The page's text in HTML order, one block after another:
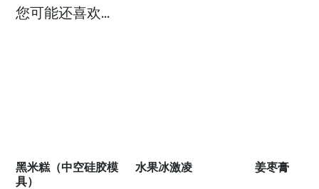
您可能还喜欢...
黑米糕（中空硅胶模
具）
水果冰激凌 姜枣膏